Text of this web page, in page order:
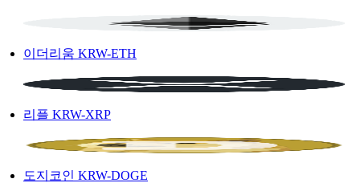
이더리움 KRW-ETH
리플 KRW-XRP
도지코인 KRW-DOGE